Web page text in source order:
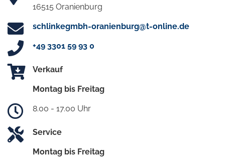
16515 Oranienburg
schlinkegmbh-oranienburg@t-online.de
+49 3301 59 93 0
Verkauf
Montag bis Freitag
8.00 - 17.00 Uhr
Service
Montag bis Freitag